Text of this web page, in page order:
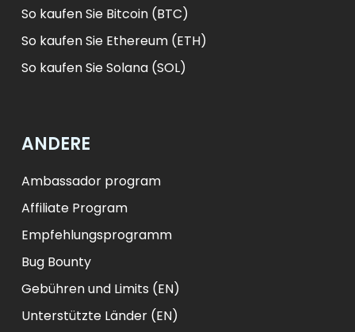
So kaufen Sie Bitcoin (BTC)
So kaufen Sie Ethereum (ETH)
So kaufen Sie Solana (SOL)
ANDERE
Ambassador program
Affiliate Program
Empfehlungsprogramm
Bug Bounty
Gebühren und Limits (EN)
Unterstützte Länder (EN)